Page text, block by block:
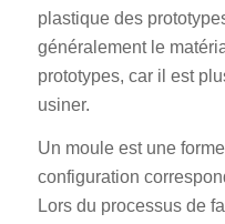
plastique des
généralement le
prototypes, car il est
usiner.
Un moule est une
configuration
Lors du processus de